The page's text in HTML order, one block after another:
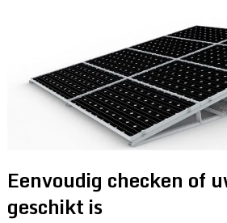
Eenvoudig checken of
geschikt is